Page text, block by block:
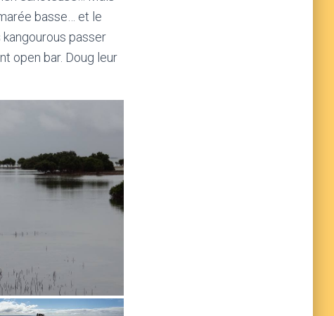
basse… et le
passer
open bar. Doug leur